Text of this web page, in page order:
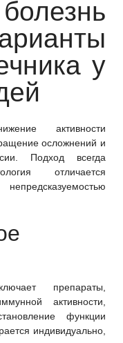
у
активности
осложнений и
Подход всегда
отличается
препараты,
активности,
функции
индивидуально,